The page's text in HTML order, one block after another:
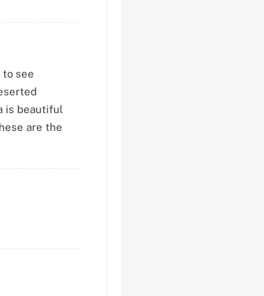
to see
is beautiful
are the